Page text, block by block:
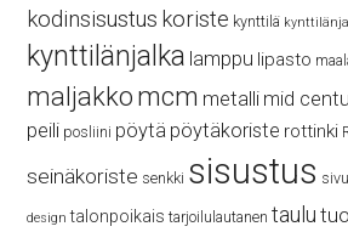
kodinsisustus koriste kynttilä
kynttilänjalka lamppu lipasto
maljakko mcm metalli mid
peili posliini pöytä pöytäkoriste rottinki
seinäkoriste senkki sisustus
design talonpoikais tarjoilulautanen taulu